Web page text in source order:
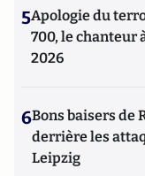
5Apologie du
700, le chanteur
2026
6Bons baisers de
derrière les
Leipzig